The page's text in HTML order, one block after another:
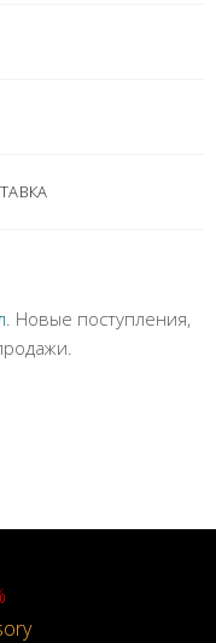
. Новые поступления,